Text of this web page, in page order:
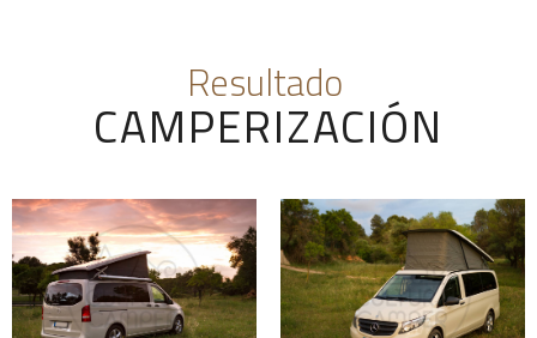
Resultado
CAMPERIZACIÓN